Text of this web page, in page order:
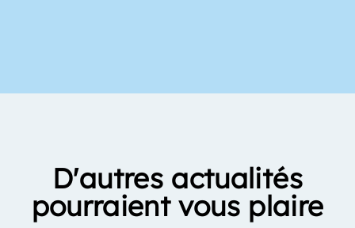
D'autres actualités
pourraient vous plaire